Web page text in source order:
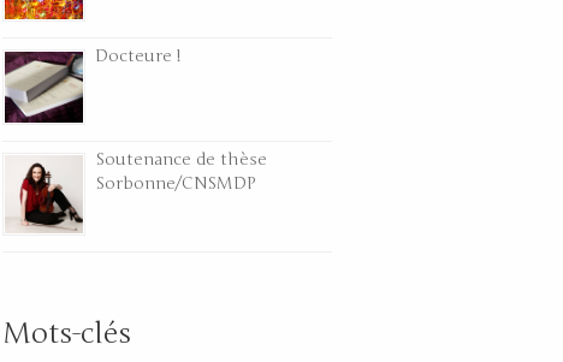
Docteure !
Soutenance de thèse
Sorbonne/CNSMDP
Mots-clés